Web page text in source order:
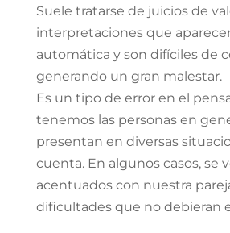
Suele tratarse de juicios de
interpretaciones que
automática y son difíciles de
generando un gran malestar.
Es un tipo de error en el
tenemos las personas en
presentan en diversas
cuenta. En algunos casos, se
acentuados con nuestra
dificultades que no debieran